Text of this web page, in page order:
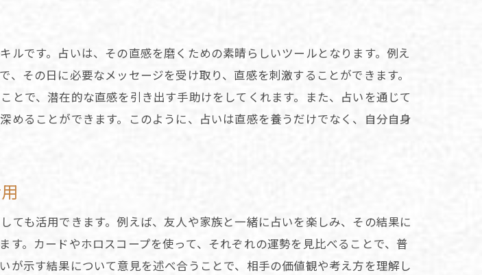
問いかけと向き合う意義
いための心構え
ことで得られる洞察
るための占いの役割
理解を進める方法
ための占い活用法
ンを高めるための習慣
です。占いは、その直感を磨くための素晴らしいツールとなります。例え
その日に必要なメッセージを受け取り、直感を刺激することができます。
で、潜在的な直感を引き出す手助けをしてくれます。また、占いを通じて
ることができます。このように、占いは直感を養うだけでなく、自分自身
も活用できます。例えば、友人や家族と一緒に占いを楽しみ、その結果に
。カードやホロスコープを使って、それぞれの運勢を見比べることで、普
示す結果について意見を述べ合うことで、相手の価値観や考え方を理解し